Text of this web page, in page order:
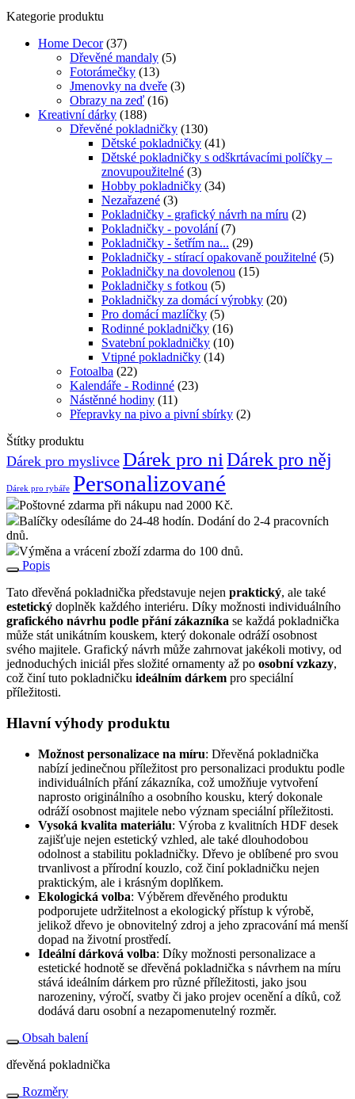
Kategorie produktu
Home Decor (37)
Dřevěné mandaly (5)
Fotorámečky (13)
Jmenovky na dveře (3)
Obrazy na zeď (16)
Kreativní dárky (188)
Dřevěné pokladničky (130)
Dětské pokladničky (41)
Dětské pokladničky s odškrtávacími políčky –
znovupoužitelné (3)
Hobby pokladničky (34)
Nezařazené (3)
Pokladničky - grafický návrh na míru (2)
Pokladničky - povolání (7)
Pokladničky - šetřím na... (29)
Pokladničky - stírací opakovaně použitelné (5)
Pokladničky na dovolenou (15)
Pokladničky s fotkou (5)
Pokladničky za domácí výrobky (20)
Pro domácí mazlíčky (5)
Rodinné pokladničky (16)
Svatební pokladničky (10)
Vtipné pokladničky (14)
Fotoalba (22)
Kalendáře - Rodinné (23)
Nástěnné hodiny (11)
Přepravky na pivo a pivní sbírky (2)
Štítky produktu
Dárek pro myslivce Dárek pro ni Dárek pro něj
Dárek pro rybáře Personalizované
Poštovné zdarma při nákupu nad 2000 Kč.
Balíčky odesíláme do 24-48 hodín. Dodání do 2-4 pracovních
dnů.
Výměna a vrácení zboží zdarma do 100 dnů.
Popis
Tato dřevěná pokladnička představuje nejen praktický, ale také
estetický doplněk každého interiéru. Díky možnosti individuálního
grafického návrhu podle přání zákazníka se každá pokladnička
může stát unikátním kouskem, který dokonale odráží osobnost
svého majitele. Grafický návrh může zahrnovat jakékoli motivy, od
jednoduchých iniciál přes složité ornamenty až po osobní vzkazy,
což činí tuto pokladničku ideálním dárkem pro speciální
příležitosti.
Hlavní výhody produktu
Možnost personalizace na míru: Dřevěná pokladnička
nabízí jedinečnou příležitost pro personalizaci produktu podle
individuálních přání zákazníka, což umožňuje vytvoření
naprosto originálního a osobního kousku, který dokonale
odráží osobnost majitele nebo význam speciální příležitosti.
Vysoká kvalita materiálu: Výroba z kvalitních HDF desek
zajišťuje nejen estetický vzhled, ale také dlouhodobou
odolnost a stabilitu pokladničky. Dřevo je oblíbené pro svou
trvanlivost a přírodní kouzlo, což činí pokladničku nejen
praktickým, ale i krásným doplňkem.
Ekologická volba: Výběrem dřevěného produktu
podporujete udržitelnost a ekologický přístup k výrobě,
jelikož dřevo je obnovitelný zdroj a jeho zpracování má menší
dopad na životní prostředí.
Ideální dárková volba: Díky možnosti personalizace a
estetické hodnotě se dřevěná pokladnička s návrhem na míru
stává ideálním dárkem pro různé příležitosti, jako jsou
narozeniny, výročí, svatby či jako projev ocenění a díků, což
dodává daru osobní a nezapomenutelný rozměr.
Obsah balení
dřevěná pokladnička
Rozměry